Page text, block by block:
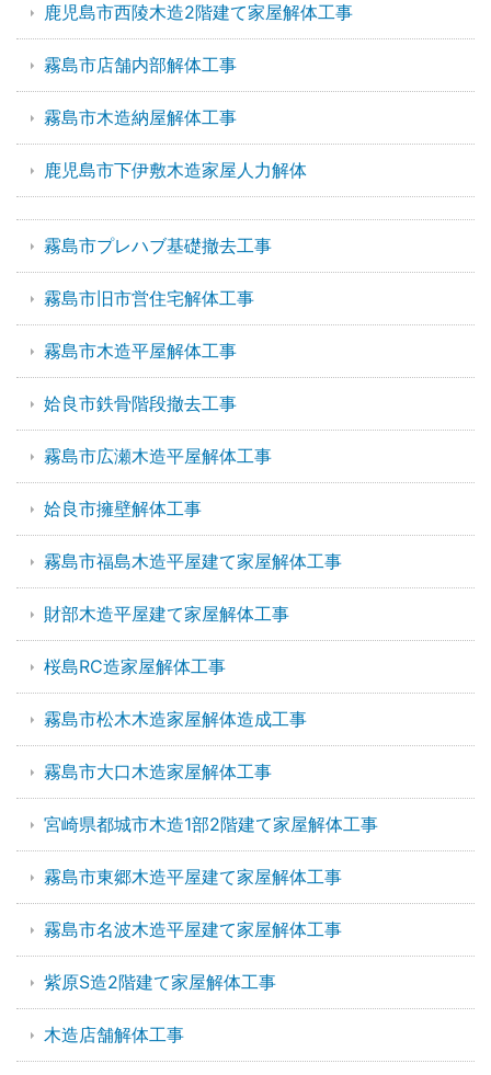
鹿児島市西陵木造2階建て家屋解体工事
霧島市店舗内部解体工事
霧島市木造納屋解体工事
鹿児島市下伊敷木造家屋人力解体
霧島市プレハブ基礎撤去工事
霧島市旧市営住宅解体工事
霧島市木造平屋解体工事
姶良市鉄骨階段撤去工事
霧島市広瀬木造平屋解体工事
姶良市擁壁解体工事
霧島市福島木造平屋建て家屋解体工事
財部木造平屋建て家屋解体工事
桜島RC造家屋解体工事
霧島市松木木造家屋解体造成工事
霧島市大口木造家屋解体工事
宮崎県都城市木造1部2階建て家屋解体工事
霧島市東郷木造平屋建て家屋解体工事
霧島市名波木造平屋建て家屋解体工事
紫原S造2階建て家屋解体工事
木造店舗解体工事